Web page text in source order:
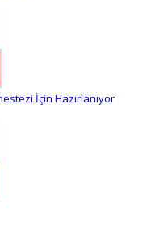
İçin Hazırlanıyor